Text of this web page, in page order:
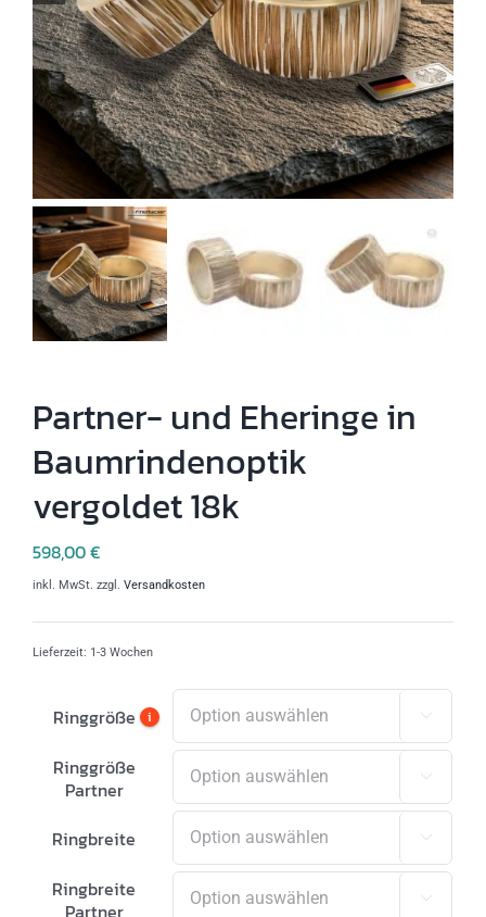
Partner- und Eheringe in
Baumrindenoptik
vergoldet 18k
598,00€
inkl. MwSt. zzgl. Versandkosten
Lieferzeit: 1-3 Wochen
Ringgröße i 
Ringgröße
Partner

Ringbreite 
Ringbreite
Partner
